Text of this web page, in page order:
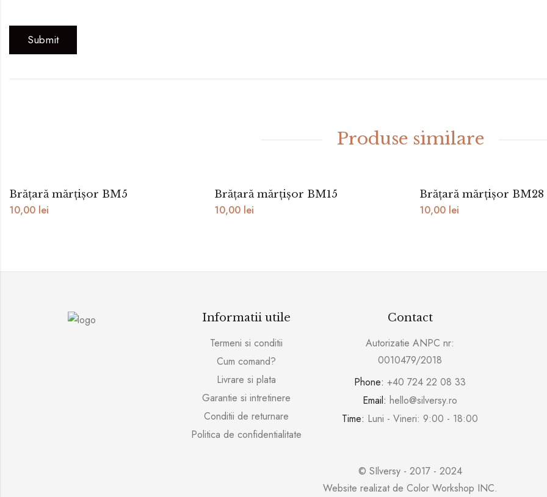
Produse similare
Brățară mărțișor BM5
10,00 lei
Brățară mărțișor BM15
10,00 lei
Brățară mărțișor BM28
10,00 lei
Informatii utile
Termeni si conditii
Cum comand?
Livrare si plata
Garantie si intretinere
Conditii de returnare
Politica de confidentialitate
Contact
Autorizatie ANPC nr:
0010479/2018
Phone: +40 724 22 08 33
Email: hello@silversy.ro
Time: Luni - Vineri: 9:00 - 18:00
© SIlversy - 2017 - 2024
Website realizat de Color Workshop INC.